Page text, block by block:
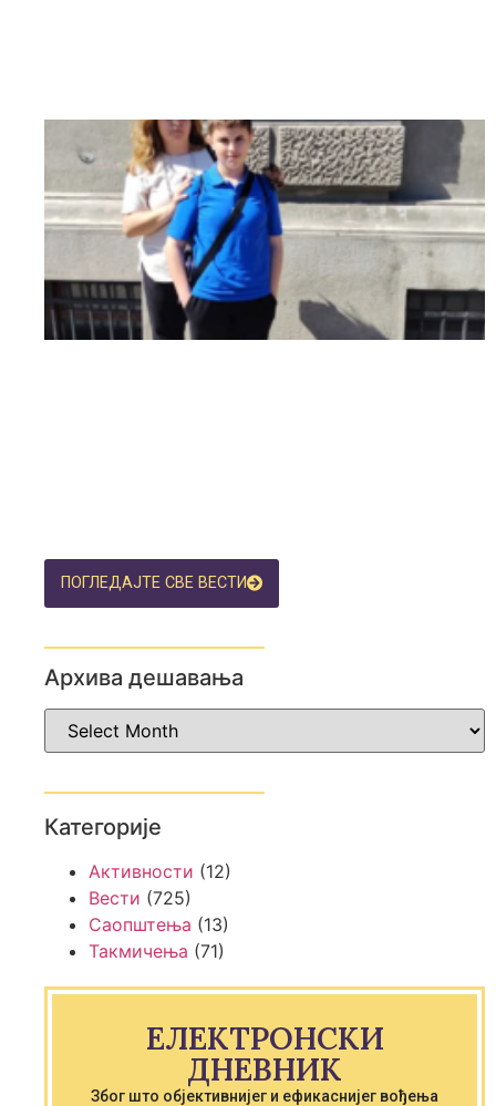
ПОГЛЕДАЈТЕ СВЕ ВЕСТИ
Архива дешавања
Категорије
Активности (12)
Вести (725)
Саопштења (13)
Такмичења (71)
ЕЛЕКТРОНСКИ
ДНЕВНИК
Због што објективнијег и ефикаснијег вођења